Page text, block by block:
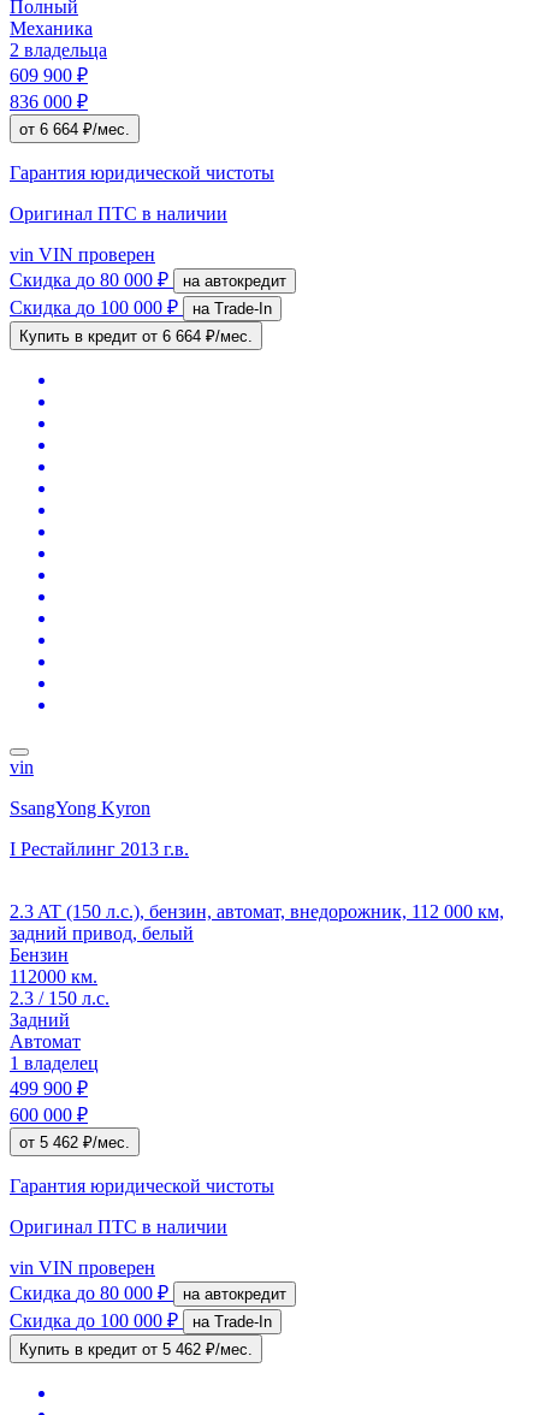
Полный
Механика
2 владельца
609 900 ₽
836 000 ₽
от 6 664 ₽/мес.
Гарантия юридической чистоты
Оригинал ПТС в наличии
vin VIN проверен
Скидка до 80 000 ₽ на автокредит
Скидка до 100 000 ₽
на Trade-In
Купить в кредит от 6 664 ₽/мес.
vin
SsangYong Kyron
I Рестайлинг 2013 г.в.
2.3 AT (150 л.с.), бензин, автомат, внедорожник, 112 000 км,
задний привод, белый
Бензин
112000 км.
2.3 / 150 л.с.
Задний
Автомат
1 владелец
499 900 ₽
600 000 ₽
от 5 462 ₽/мес.
Гарантия юридической чистоты
Оригинал ПТС в наличии
vin VIN проверен
Скидка до 80 000 ₽ на автокредит
Скидка до 100 000 ₽
на Trade-In
Купить в кредит от 5 462 ₽/мес.